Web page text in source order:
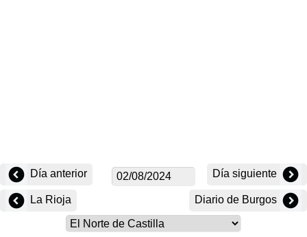
Día anterior Día siguiente
La Rioja Diario de Burgos